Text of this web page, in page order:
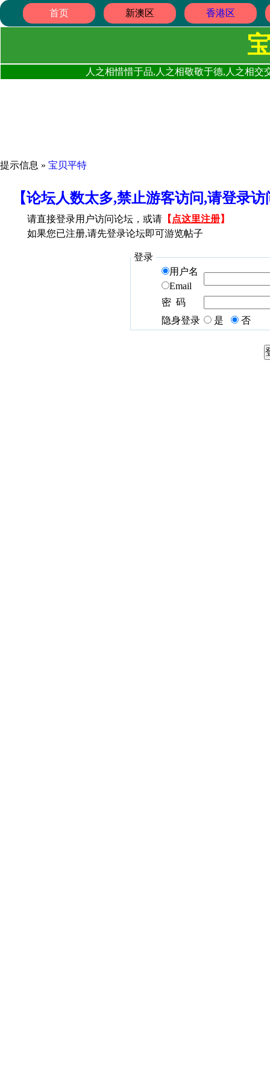
首页 新澳区 香港区
人之相惜惜于品,人之相敬敬于德,人之相
提示信息 » 宝贝平特
【论坛人数太多,禁止游客访问,请登录
请直接登录用户访问论坛，或请 【 点这里注册】
如果您已注册,请先登录论坛即可游览帖子
登录
用户名
Email
密 码
隐身登录
是 否